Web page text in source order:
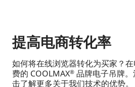
提高电商转化率
如何将在线浏览器转化为买家？
费的 COOLMAX® 品牌电子吊牌
击了解更多关于我们技术的优势。